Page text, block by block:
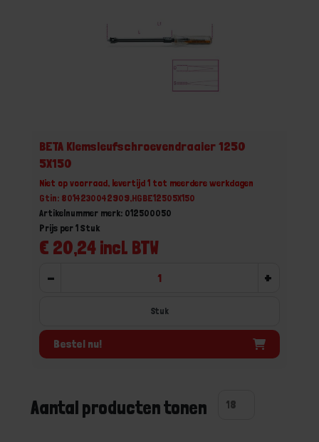
BETA Klemsleufschroevendraaier 1250
5X150
Niet op voorraad, levertijd 1 tot meerdere werkdagen
Gtin: 8014230042909,HGBE12505X150
Artikelnummer merk: 012500050
€ 20,24 incl. BTW
Prijs per 1 Stuk
- +
Stuk
Bestel nu!
Aantal producten tonen